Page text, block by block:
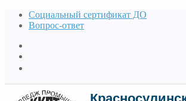
Социальный сертификат ДО
Вопрос-ответ